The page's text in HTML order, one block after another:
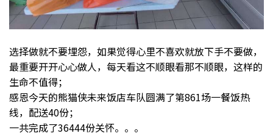
选择做就不要埋怨，如果觉得心里不喜欢就放下手不要做，
最重要开开心心做人，每天看这不顺眼看那不顺眼，这样的
生命不值得；
感恩今天的熊猫侠未来饭店车队圆满了第861场一餐饭热
线，配送40份；
一共完成了36444份关怀。。。